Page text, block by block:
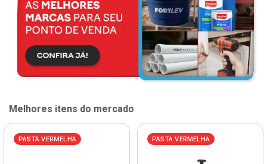
Melhores itens do mercado
PASTA VERMELHA PASTA VERMELHA